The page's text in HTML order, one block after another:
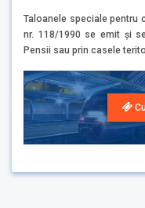
Taloanele speciale pentru
nr. 118/1990 se emit şi
Pensii sau prin casele